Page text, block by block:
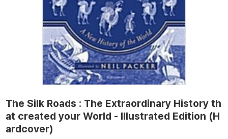
The Silk Roads : The Extraordinary History th
at created your World - Illustrated Edition (H
ardcover)